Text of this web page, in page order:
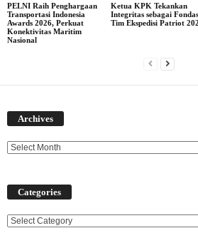
PELNI Raih Penghargaan
Transportasi Indonesia
Awards 2026, Perkuat
Konektivitas Maritim
Nasional
Ketua KPK Tekankan
Integritas sebagai
Tim Ekspedisi Patriot
Archives
Categories
Categories